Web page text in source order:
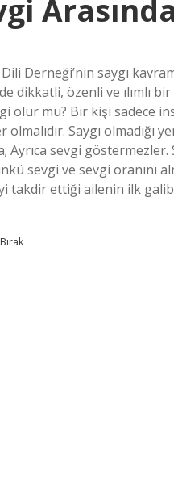
Derneği’nin saygı
dikkatli, özenli ve ılımlı
olur mu? Bir kişi sadece
Saygı olmadığı
sevgi göstermezler.
sevgi ve sevgi oranını
takdir ettiği ailenin ilk